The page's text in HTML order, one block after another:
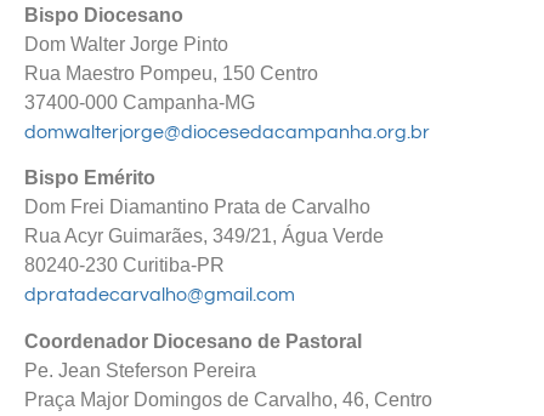
Bispo Diocesano
Dom Walter Jorge Pinto
Rua Maestro Pompeu, 150 Centro
37400-000 Campanha-MG
domwalterjorge@diocesedacampanha.org.br
Bispo Emérito
Dom Frei Diamantino Prata de Carvalho
Rua Acyr Guimarães, 349/21, Água Verde
80240-230 Curitiba-PR
dpratadecarvalho@gmail.com
Coordenador Diocesano de Pastoral
Pe. Jean Steferson Pereira
Praça Major Domingos de Carvalho, 46, Centro